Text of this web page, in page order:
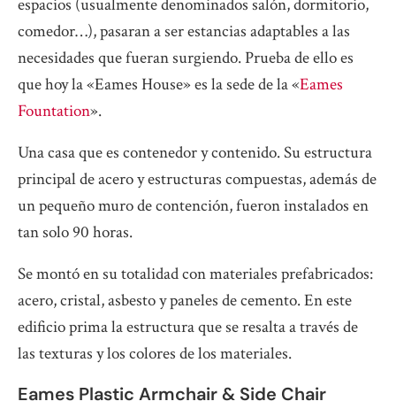
espacios (usualmente denominados salón, dormitorio,
comedor…), pasaran a ser estancias adaptables a las
necesidades que fueran surgiendo. Prueba de ello es
que hoy la «Eames House» es la sede de la «Eames
Fountation».
Una casa que es contenedor y contenido. Su estructura
principal de acero y estructuras compuestas, además de
un pequeño muro de contención, fueron instalados en
tan solo 90 horas.
Se montó en su totalidad con materiales prefabricados:
acero, cristal, asbesto y paneles de cemento. En este
edificio prima la estructura que se resalta a través de
las texturas y los colores de los materiales.
Eames Plastic Armchair & Side Chair